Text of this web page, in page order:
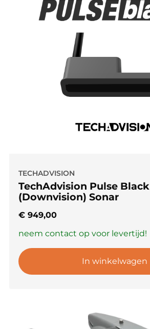
TECHADVISION
TechAdvision Pulse Black
(Downvision) Sonar
€ 949,00
neem contact op voor levertijd!
In winkelwagen